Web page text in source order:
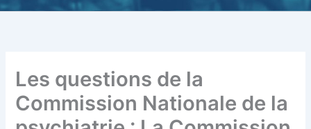
Les questions de la
Commission Nationale de la